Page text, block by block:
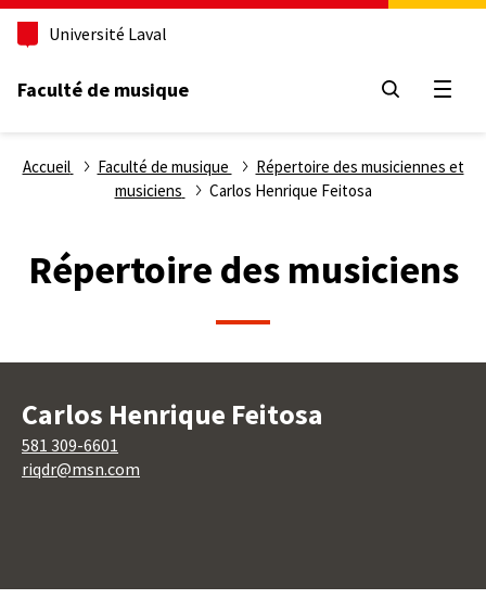
Aller
principal
Université Laval
Faculté de musique
Fil
d'Ariane
Accueil Faculté de musique
Répertoire des musiciennes et
musiciens
Carlos Henrique Feitosa
Répertoire des musiciens
Carlos Henrique Feitosa
581 309-6601
riqdr@msn.com